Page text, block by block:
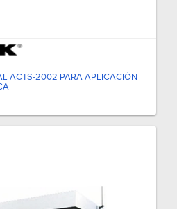
ACTS-2002 PARA APLICACIÓN